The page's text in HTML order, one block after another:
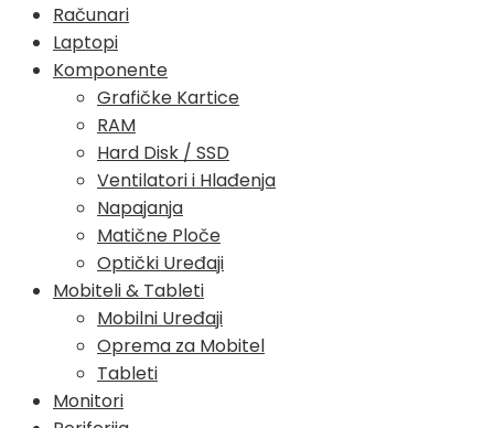
Računari
Laptopi
Komponente
Grafičke Kartice
RAM
Hard Disk / SSD
Ventilatori i Hlađenja
Napajanja
Matične Ploče
Optički Uređaji
Mobiteli & Tableti
Mobilni Uređaji
Oprema za Mobitel
Tableti
Monitori